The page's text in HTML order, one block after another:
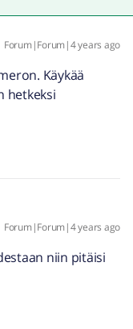
Forum|Forum|4 years ago
Käykää
hetkeksi
Forum|Forum|4 years ago
niin pitäisi